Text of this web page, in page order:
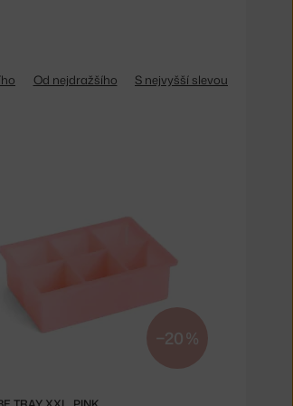
Od nejdražšího S nejvyšší slevou
−20 %